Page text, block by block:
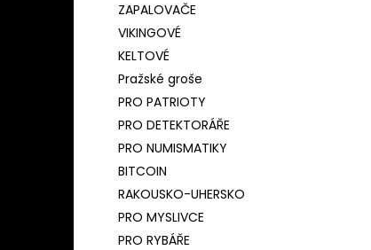
ZAPALOVAČE
VIKINGOVÉ
KELTOVÉ
Pražské groše
PRO PATRIOTY
PRO DETEKTORÁŘE
PRO NUMISMATIKY
BITCOIN
RAKOUSKO-UHERSKO
PRO MYSLIVCE
PRO RYBÁŘE